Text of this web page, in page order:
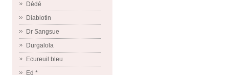
Dédé
Diablotin
Dr Sangsue
Durgalola
Ecureuil bleu
Ed *